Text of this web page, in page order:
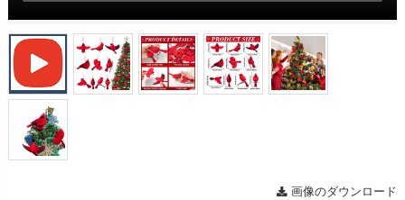
画像のダウンロード